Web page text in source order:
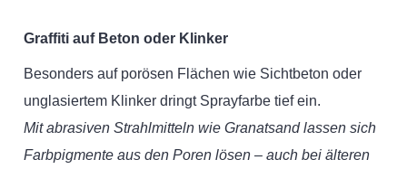
Graffiti auf Beton oder Klinker
Besonders auf porösen Flächen wie Sichtbeton oder
unglasiertem Klinker dringt Sprayfarbe tief ein.
Mit abrasiven Strahlmitteln wie Granatsand lassen sich
Farbpigmente aus den Poren lösen – auch bei älteren